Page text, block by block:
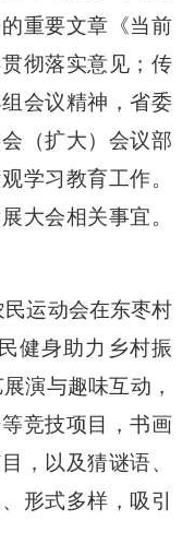
重要文章《当前
彻落实意见；传
会议精神，省委
（扩大）会议部
学习教育工作。
大会相关事宜。
运动会在东枣村
健身助力乡村振
演与趣味互动，
竞技项目，书画
，以及猜谜语、
形式多样，吸引